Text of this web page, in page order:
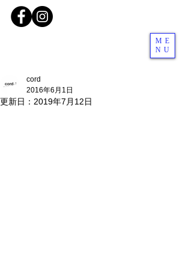
ME
NU
cord
2016年6月1日
更新日： 2019年7月12日